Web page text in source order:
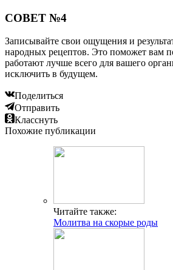
СОВЕТ №4
Записывайте свои ощущения и
народных рецептов. Это поможет вам
работают лучше всего для вашего
исключить в будущем.
Поделиться
Отправить
Класснуть
Похожие публикации
Читайте также:
Молитва на скорые роды